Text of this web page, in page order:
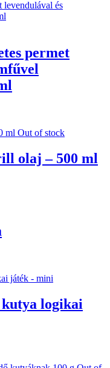
permet
Out of stock
olaj – 500 ml
logikai